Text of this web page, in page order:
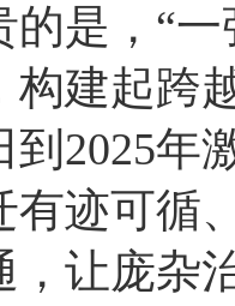
，“一
构建起跨
到2025年
有迹可循
让庞杂